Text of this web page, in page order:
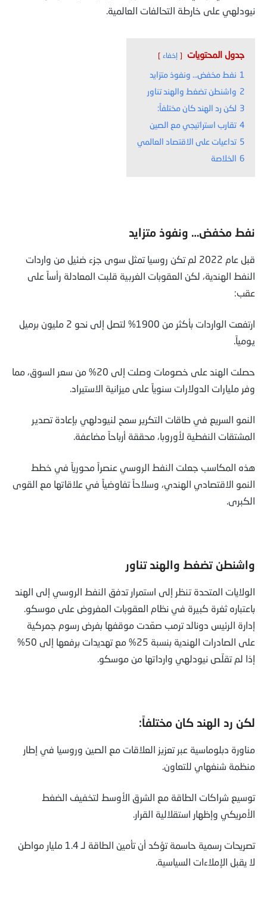
نيودلهي على خارطة التحالفات العالمية.
جدول المحتويات إخفاء
1 نفط مخفض… ونفوذ متزايد
2 واشنطن تضغط والهند تناور
3 لكن رد الهند كان مختلفاً:
4 تقارب استراتيجي مع الصين
5 تداعيات على الاقتصاد العالمي
6 الخلاصة
نفط مخفض… ونفوذ متزايد
قبل عام 2022 لم تكن روسيا تمثل سوى جزء ضئيل من واردات
النفط الهندية، لكن العقوبات الغربية قلبت المعادلة رأساً على
عقب:
ارتفعت الواردات بأكثر من 1900% لتصل إلى نحو 2 مليون برميل
يومياً.
حصلت الهند على خصومات وصلت إلى 20% من سعر السوق، مما
وفر مليارات الدولارات سنوياً على ميزانية الاستيراد.
النمو السريع في طاقات التكرير سمح لنيودلهي بإعادة تصدير
المشتقات النفطية لأوروبا، محققة أرباحاً مضاعفة.
هذه المكاسب جعلت النفط الروسي عنصراً محورياً في خطط
النمو الاقتصادي الهندي، وسلاحاً تفاوضياً في علاقاتها مع القوى
الكبرى.
واشنطن تضغط والهند تناور
الولايات المتحدة تنظر إلى استمرار تدفق النفط الروسي إلى الهند
باعتباره ثغرة كبيرة في نظام العقوبات المفروض على موسكو.
إدارة الرئيس دونالد ترمب صعّدت موقفها بفرض رسوم جمركية
على الصادرات الهندية بنسبة 25% مع تهديدات برفعها إلى 50%
إذا لم تقلّص نيودلهي وارداتها من موسكو.
لكن رد الهند كان مختلفاً:
مناورة دبلوماسية عبر تعزيز العلاقات مع الصين وروسيا في إطار
منظمة شنغهاي للتعاون.
توسيع شراكات الطاقة مع الشرق الأوسط لتخفيف الضغط
الأمريكي وإظهار استقلالية القرار.
تصريحات رسمية حاسمة تؤكد أن تأمين الطاقة لـ 1.4 مليار مواطن
لا يقبل الإملاءات السياسية.